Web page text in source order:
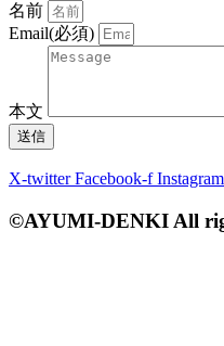
名前
Email(必須)
本文
送信
X-twitter Facebook-f Instagram
©AYUMI-DENKI All